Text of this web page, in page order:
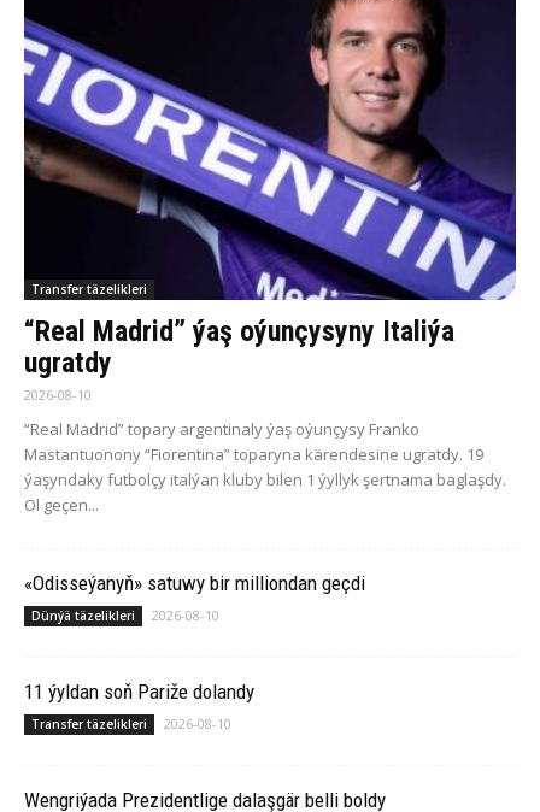
Transfer täzelikleri
“Real Madrid” ýaş oýunçysyny Italiýa
ugratdy
2026-08-10
“Real Madrid” topary argentinaly ýaş oýunçysy Franko
Mastantuonony “Fiorentina” toparyna kärendesine ugratdy. 19
ýaşyndaky futbolçy italýan kluby bilen 1 ýyllyk şertnama baglaşdy.
Ol geçen...
«Odisseýanyň» satuwy bir milliondan geçdi
Dünýä täzelikleri 2026-08-10
11 ýyldan soň Pariže dolandy
Transfer täzelikleri 2026-08-10
Wengriýada Prezidentlige dalaşgär belli boldy